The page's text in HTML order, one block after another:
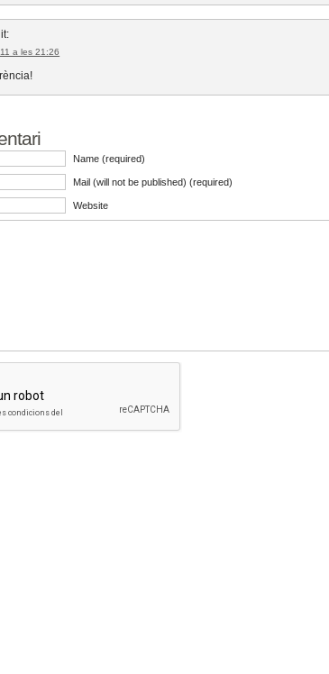
a les 21:26
Name (required)
Mail (will not be published) (required)
Website